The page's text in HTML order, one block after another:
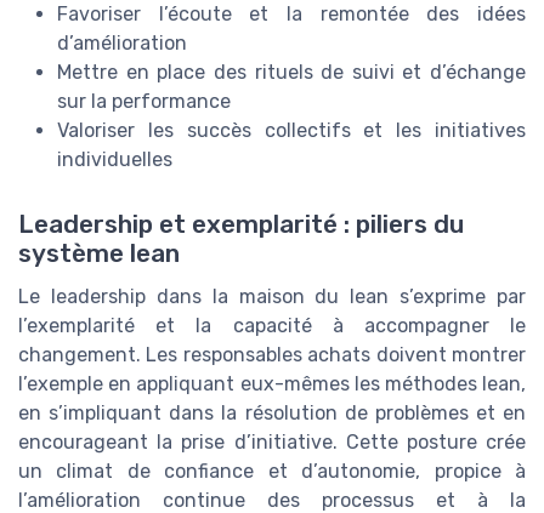
Favoriser l’écoute et la remontée des idées
d’amélioration
Mettre en place des rituels de suivi et d’échange
sur la performance
Valoriser les succès collectifs et les initiatives
individuelles
Leadership et exemplarité : piliers du
système lean
Le leadership dans la maison du lean s’exprime par
l’exemplarité et la capacité à accompagner le
changement. Les responsables achats doivent montrer
l’exemple en appliquant eux-mêmes les méthodes lean,
en s’impliquant dans la résolution de problèmes et en
encourageant la prise d’initiative. Cette posture crée
un climat de confiance et d’autonomie, propice à
l’amélioration continue des processus et à la